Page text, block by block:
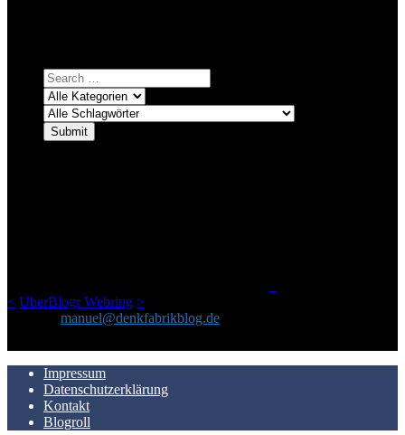
< UberBlogr Webring >
manuel@denkfabrikblog.de
Impressum
Datenschutzerklärung
Kontakt
Blogroll